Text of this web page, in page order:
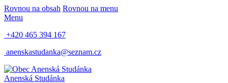
Rovnou na obsah Rovnou na menu
Menu
+420 465 394 167
anenskastudanka@seznam.cz
Anenská Studánka